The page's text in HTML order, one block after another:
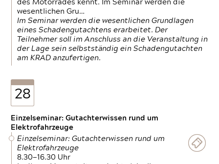
des Motorrades kennt. Im Seminar werden die
wesentlichen Gru…
Im Seminar werden die wesentlichen Grundlagen
eines Schadengutachtens erarbeitet. Der
Teilnehmer soll im Anschluss an die Veranstaltung in
der Lage sein selbstständig ein Schadengutachten
am KRAD anzufertigen.
28
Einzelseminar: Gutachterwissen rund um
Elektrofahrzeuge
Einzelseminar: Gutachterwissen rund um
Elektrofahrzeuge
8.30—16.30 Uhr